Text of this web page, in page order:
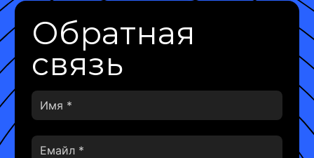
Обратная
связь